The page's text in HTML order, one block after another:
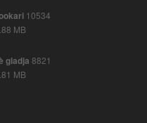
10534
MB
gladja 8821
MB